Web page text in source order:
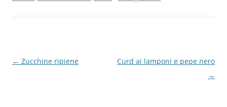
Navigazione
← Zucchine ripiene
Curd ai lamponi e pepe nero
→